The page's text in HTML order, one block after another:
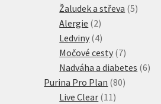
produktů
Žaludek a střeva 55
Alergie 22
produkty
Ledviny 44
produkty
Močové cesty 77
produktů
Nadváha a diabetes 66
Purina Pro Plan 8080
Live Clear 11 11